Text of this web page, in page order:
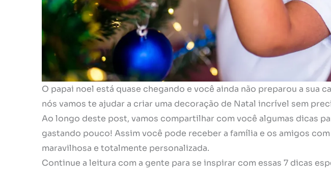
O papai noel está quase chegando e você ainda não preparou a sua
nós vamos te ajudar a criar uma decoração de Natal incrível sem
Ao longo deste post, vamos compartilhar com você algumas dicas
gastando pouco! Assim você pode receber a família e os amigos
maravilhosa e totalmente personalizada.
Continue a leitura com a gente para se inspirar com essas 7 dicas